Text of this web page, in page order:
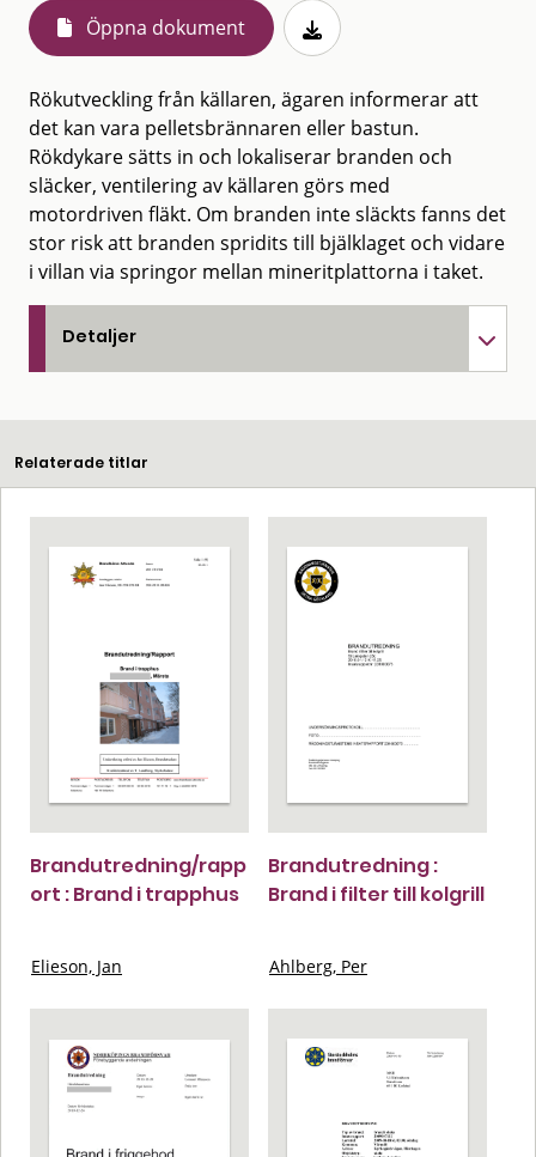
Öppna dokument
Rökutveckling från källaren, ägaren informerar att
det kan vara pelletsbrännaren eller bastun.
Rökdykare sätts in och lokaliserar branden och
släcker, ventilering av källaren görs med
motordriven fläkt. Om branden inte släckts fanns det
stor risk att branden spridits till bjälklaget och vidare
i villan via springor mellan mineritplattorna i taket.
Detaljer
Relaterade titlar
Brandutredning/rapp
ort : Brand i trapphus
Elieson, Jan
Brandutredning :
Brand i filter till kolgrill
Ahlberg, Per